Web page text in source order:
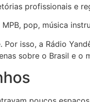
profissionais e
pop, música
isso, a Rádio
sobre o Brasil e o